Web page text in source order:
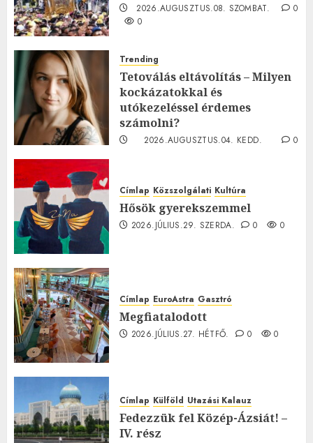
2026.AUGUSZTUS.08. SZOMBAT.
0
0
Trending
Tetoválás eltávolítás – Milyen
kockázatokkal és
utókezeléssel érdemes
számolni?
2026.AUGUSZTUS.04. KEDD.
0
Címlap Közszolgálati Kultúra
Hősök gyerekszemmel
2026.JÚLIUS.29. SZERDA. 0 0
Címlap EuroAstra Gasztró
Megfiatalodott
2026.JÚLIUS.27. HÉTFŐ. 0 0
Címlap Külföld Utazási Kalauz
Fedezzük fel Közép-Ázsiát! –
IV. rész